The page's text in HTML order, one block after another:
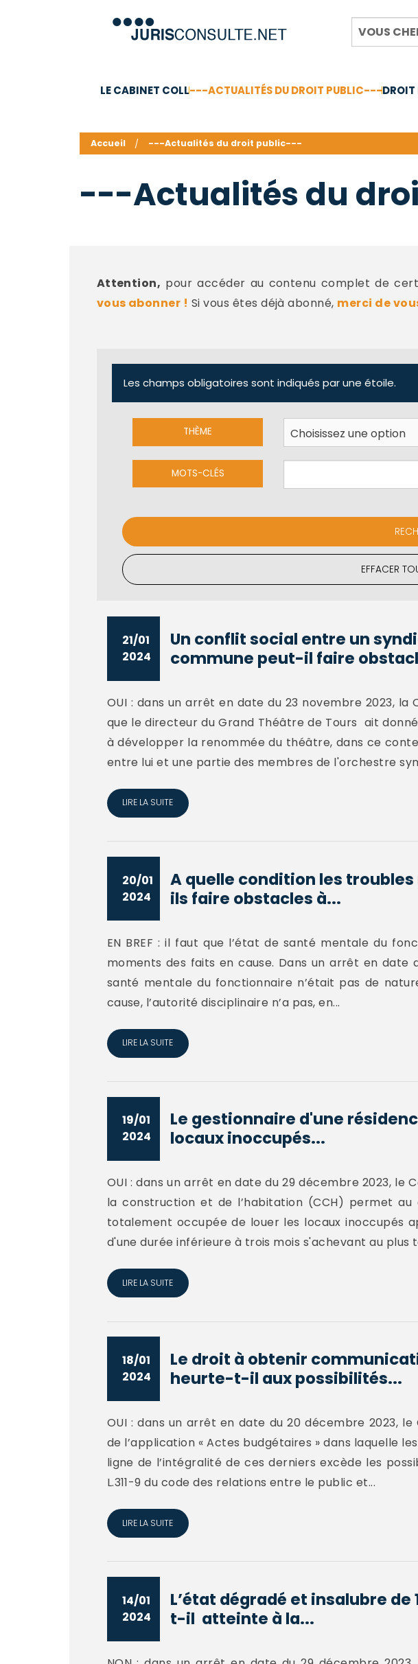
LE CABINET COLL---ACTUALITÉS DU DROIT PUBLIC---
Accueil ---Actualités du droit public---
---Actualités du
Attention, pour accéder au contenu complet de
vous abonner ! Si vous êtes déjà abonné, merci de
Les champs obligatoires sont indiqués par une étoile.
THÈME
MOTS-CLÉS
EFFACER
21/01
2024
Un conflit social entre un
commune peut-il faire
OUI : dans un arrêt en date du 23 novembre 2023,
que le directeur du Grand Théâtre de Tours ait
à développer la renommée du théâtre, dans ce
entre lui et une partie des membres de l'orchestre
LIRE LA SUITE
20/01
2024
A quelle condition les
ils faire obstacles à...
EN BREF : il faut que l’état de santé mentale du
moments des faits en cause. Dans un arrêt en date
santé mentale du fonctionnaire n’était pas de
cause, l’autorité disciplinaire n’a pas, en...
LIRE LA SUITE
19/01
2024
Le gestionnaire d'une
locaux inoccupés...
OUI : dans un arrêt en date du 29 décembre 2023, le
la construction et de l’habitation (CCH) permet
totalement occupée de louer les locaux inoccupés
d'une durée inférieure à trois mois s'achevant au plus
LIRE LA SUITE
18/01
2024
Le droit à obtenir
heurte-t-il aux possibilités...
OUI : dans un arrêt en date du 20 décembre 2023,
de l’application « Actes budgétaires » dans laquelle
ligne de l’intégralité de ces derniers excède les
L.311-9 du code des relations entre le public et...
LIRE LA SUITE
14/01
2024
L’état dégradé et insalubre
t-il atteinte à la...